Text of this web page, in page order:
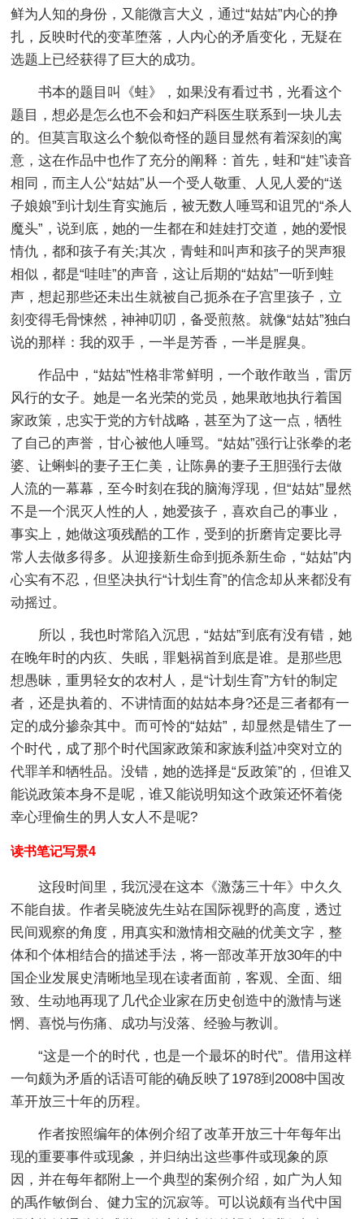
鲜为人知的身份，又能微言大义，通过“姑姑”内心的挣
扎，反映时代的变革堕落，人内心的矛盾变化，无疑在
选题上已经获得了巨大的成功。
书本的题目叫《蛙》，如果没有看过书，光看这个
题目，想必是怎么也不会和妇产科医生联系到一块儿去
的。但莫言取这么个貌似奇怪的题目显然有着深刻的寓
意，这在作品中也作了充分的阐释：首先，蛙和“娃”读音
相同，而主人公“姑姑”从一个受人敬重、人见人爱的“送
子娘娘”到计划生育实施后，被无数人唾骂和诅咒的“杀人
魔头”，说到底，她的一生都在和娃娃打交道，她的爱恨
情仇，都和孩子有关;其次，青蛙和叫声和孩子的哭声狠
相似，都是“哇哇”的声音，这让后期的“姑姑”一听到蛙
声，想起那些还未出生就被自己扼杀在子宫里孩子，立
刻变得毛骨悚然，神神叨叨，备受煎熬。就像“姑姑”独白
说的那样：我的双手，一半是芳香，一半是腥臭。
作品中，“姑姑”性格非常鲜明，一个敢作敢当，雷厉
风行的女子。她是一名光荣的党员，她果敢地执行着国
家政策，忠实于党的方针战略，甚至为了这一点，牺牲
了自己的声誉，甘心被他人唾骂。“姑姑”强行让张拳的老
婆、让蝌蚪的妻子王仁美，让陈鼻的妻子王胆强行去做
人流的一幕幕，至今时刻在我的脑海浮现，但“姑姑”显然
不是一个泯灭人性的人，她爱孩子，喜欢自己的事业，
事实上，她做这项残酷的工作，受到的折磨肯定要比寻
常人去做多得多。从迎接新生命到扼杀新生命，“姑姑”内
心实有不忍，但坚决执行“计划生育”的信念却从来都没有
动摇过。
所以，我也时常陷入沉思，“姑姑”到底有没有错，她
在晚年时的内疚、失眠，罪魁祸首到底是谁。是那些思
想愚昧，重男轻女的农村人，是“计划生育”方针的制定
者，还是执着的、不讲情面的姑姑本身?还是三者都有一
定的成分掺杂其中。而可怜的“姑姑”，却显然是错生了一
个时代，成了那个时代国家政策和家族利益冲突对立的
代罪羊和牺牲品。没错，她的选择是“反政策”的，但谁又
能说政策本身不是呢，谁又能说明知这个政策还怀着侥
幸心理偷生的男人女人不是呢?
读书笔记写景4
这段时间里，我沉浸在这本《激荡三十年》中久久
不能自拔。作者吴晓波先生站在国际视野的高度，透过
民间观察的角度，用真实和激情相交融的优美文字，整
体和个体相结合的描述手法，将一部改革开放30年的中
国企业发展史清晰地呈现在读者面前，客观、全面、细
致、生动地再现了几代企业家在历史创造中的激情与迷
惘、喜悦与伤痛、成功与没落、经验与教训。
“这是一个的时代，也是一个最坏的时代”。借用这样
一句颇为矛盾的话语可能的确反映了1978到2008中国改
革开放三十年的历程。
作者按照编年的体例介绍了改革开放三十年每年出
现的重要事件或现象，并归纳出这些事件或现象的原
因，并在每年都附上一个典型的案例介绍，如广为人知
的禹作敏倒台、健力宝的沉寂等。可以说颇有当代中国